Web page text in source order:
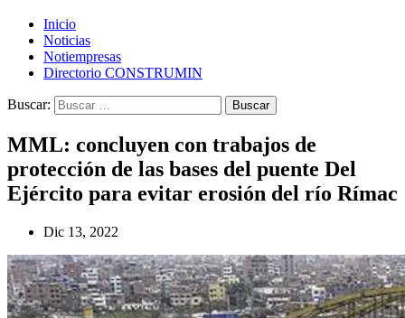
Inicio
Noticias
Notiempresas
Directorio CONSTRUMIN
Buscar:
MML: concluyen con trabajos de
protección de las bases del puente Del
Ejército para evitar erosión del río Rímac
Dic 13, 2022